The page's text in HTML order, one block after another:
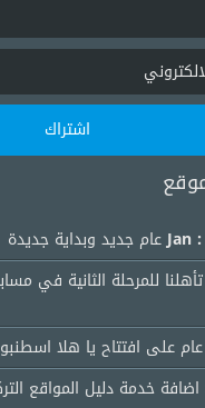
تأهلنا للمرحلة الثانية في
عام على افتتاح يا هلا
اضافة خدمة دليل المواقع